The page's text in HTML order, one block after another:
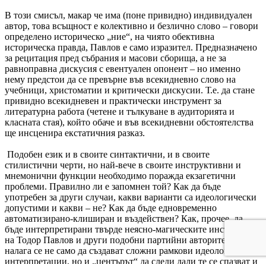
В този смисъл, макар че има (поне привидно) индивидуален
автор, това всъщност е колективно и безлично слово – говори
определено историческо „ние“, на чиято обективна
историческа правда, Павлов е само изразител. Предназначено
за рецитация пред събрания и масови сборища, а не за
равноправна дискусия с евентуален опонент – но именно
нему предстои да се превърне във всекидневно слово на
учебници, христоматии и критически дискусии. Т.е. да стане
привидно всекидневен и практически инструмент за
литературна работа (четене и тълкуване в аудиторията и
класната стая), който обаче и във всекидневни обстоятелства
ще инсценира екстатичния разказ.
Подобен език и в своите синтактични, и в своите
стилистични черти, но най-вече в своите инструктивни и
мнемонични функции необходимо поражда екзагетични
проблеми. Правилно ли е запомнен той? Как да бъде
употребен за други случаи, какви варианти са идеологически
допустими и какви – не? Как да бъде едновременно
автоматизирано-клиширан и въздействен? Как, прочее, да
бъде интерпретирани твърде неясно-магическите инструкции
на Тодор Павлов и други подобни партийни авторитети? Т.е
налага се не само да създават сложни рамкови идеологически
интерпретации, но и „центърът“ да следи дали те се спазват и